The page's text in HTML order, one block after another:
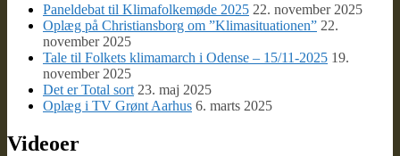
Paneldebat til Klimafolkemøde 2025 22. november 2025
Oplæg på Christiansborg om ”Klimasituationen” 22.
november 2025
Tale til Folkets klimamarch i Odense – 15/11-2025 19.
november 2025
Det er Total sort 23. maj 2025
Oplæg i TV Grønt Aarhus 6. marts 2025
Videoer